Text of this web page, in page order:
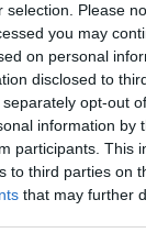
selection. Please
you may
on personal
disclosed to
opt-out
information by
participants. This
to third parties on
that may further
σε
πάντοτε
που
διάρκεια,